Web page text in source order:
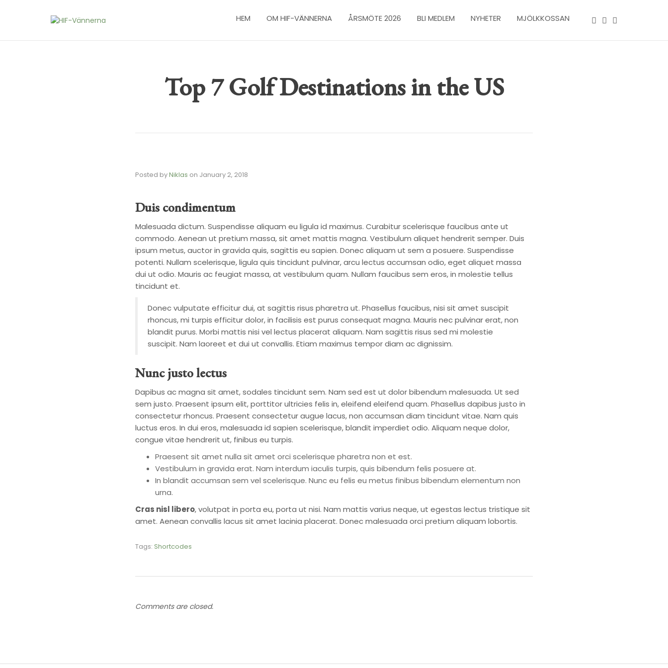
HEM OM HIF-VÄNNERNA ÅRSMÖTE 2026 BLI MEDLEM NYHETER MJÖLKKOSSAN
Top 7 Golf Destinations in the US
Posted byNiklas on January 2, 2018
Duis condimentum
Malesuada dictum. Suspendisse aliquam eu ligula id maximus. Curabitur scelerisque faucibus ante ut
commodo. Aenean ut pretium massa, sit amet mattis magna. Vestibulum aliquet hendrerit semper. Duis
ipsum metus, auctor in gravida quis, sagittis eu sapien. Donec aliquam ut sem a posuere. Suspendisse
potenti. Nullam scelerisque, ligula quis tincidunt pulvinar, arcu lectus accumsan odio, eget aliquet massa
dui ut odio. Mauris ac feugiat massa, at vestibulum quam. Nullam faucibus sem eros, in molestie tellus
tincidunt et.
Donec vulputate efficitur dui, at sagittis risus pharetra ut. Phasellus faucibus, nisi sit amet suscipit
rhoncus, mi turpis efficitur dolor, in facilisis est purus consequat magna. Mauris nec pulvinar erat, non
blandit purus. Morbi mattis nisi vel lectus placerat aliquam. Nam sagittis risus sed mi molestie
suscipit. Nam laoreet et dui ut convallis. Etiam maximus tempor diam ac dignissim.
Nunc justo lectus
Dapibus ac magna sit amet, sodales tincidunt sem. Nam sed est ut dolor bibendum malesuada. Ut sed
sem justo. Praesent ipsum elit, porttitor ultricies felis in, eleifend eleifend quam. Phasellus dapibus justo in
consectetur rhoncus. Praesent consectetur augue lacus, non accumsan diam tincidunt vitae. Nam quis
luctus eros. In dui eros, malesuada id sapien scelerisque, blandit imperdiet odio. Aliquam neque dolor,
congue vitae hendrerit ut, finibus eu turpis.
Praesent sit amet nulla sit amet orci scelerisque pharetra non et est.
Vestibulum in gravida erat. Nam interdum iaculis turpis, quis bibendum felis posuere at.
In blandit accumsan sem vel scelerisque. Nunc eu felis eu metus finibus bibendum elementum non
urna.
Cras nisl libero, volutpat in porta eu, porta ut nisi. Nam mattis varius neque, ut egestas lectus tristique sit
amet. Aenean convallis lacus sit amet lacinia placerat. Donec malesuada orci pretium aliquam lobortis.
Tags: Shortcodes
Comments are closed.